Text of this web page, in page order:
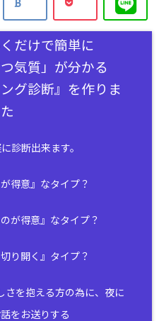
だけで簡単に
気質」が分かる
グ診断』を作りま
診断出来ます。
得意』なタイプ？
が得意』なタイプ？
り開く』タイプ？
さを抱える方の為に、夜に
をお送りする